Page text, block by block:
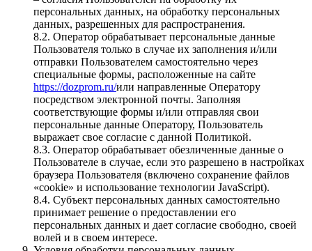
персональных данных, на обработку персональных
данных, разрешенных для распространения.
8.2. Оператор обрабатывает персональные данные
Пользователя только в случае их заполнения и/или
отправки Пользователем самостоятельно через
специальные формы, расположенные на сайте
https://dozprom.ru/или направленные Оператору
посредством электронной почты. Заполняя
соответствующие формы и/или отправляя свои
персональные данные Оператору, Пользователь
выражает свое согласие с данной Политикой.
8.3. Оператор обрабатывает обезличенные данные о
Пользователе в случае, если это разрешено в настройках
браузера Пользователя (включено сохранение файлов
«cookie» и использование технологии JavaScript).
8.4. Субъект персональных данных самостоятельно
принимает решение о предоставлении его
персональных данных и дает согласие свободно, своей
волей и в своем интересе.